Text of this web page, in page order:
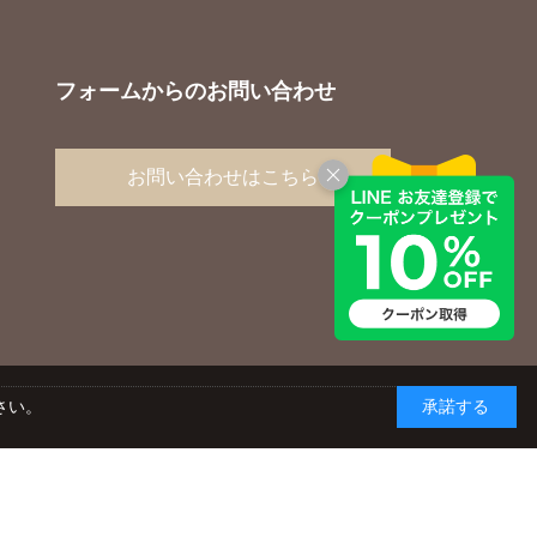
フォームからのお問い合わせ
お問い合わせはこちら
。 承諾する